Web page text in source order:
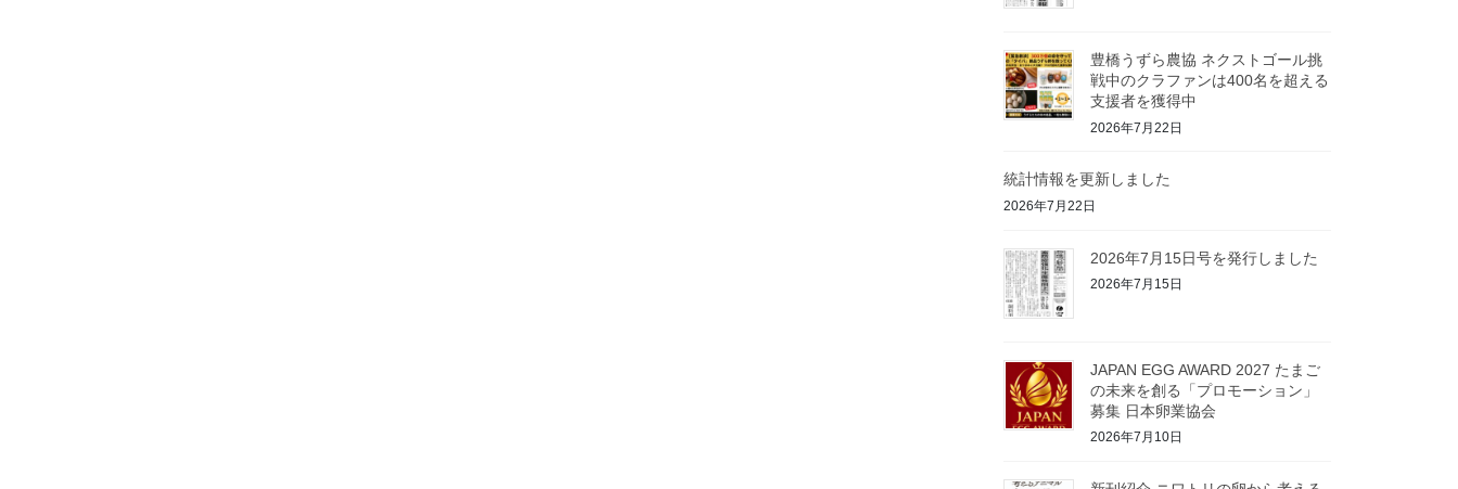
豊橋うずら農協 ネクストゴール挑
戦中のクラファンは400名を超える
支援者を獲得中
2026年7月22日
統計情報を更新しました
2026年7月22日
2026年7月15日号を発行しました
2026年7月15日
JAPAN EGG AWARD 2027 たまご
の未来を創る「プロモーション」
募集 日本卵業協会
2026年7月10日